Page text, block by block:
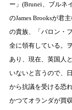
ー」(Brunei、ブルネ
のJames Brooksが君
の貴族、「バロン・
全に領有している。
あり、現在、英国人
いないと言うので、
から抗議を受ける恐
かつてオランダが買